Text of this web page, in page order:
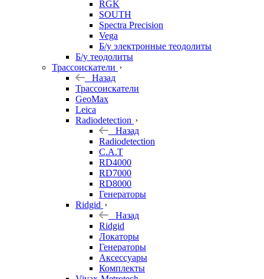
RGK
SOUTH
Spectra Precision
Vega
Б/у электронные теодолиты
Б/у теодолиты
Трассоискатели
Назад
Трассоискатели
GeoMax
Leica
Radiodetection
Назад
Radiodetection
C.A.T
RD4000
RD7000
RD8000
Генераторы
Ridgid
Назад
Ridgid
Локаторы
Генераторы
Аксессуары
Комплекты